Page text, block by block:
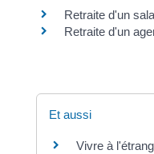
Retraite d'un
Retraite d'un
Et aussi
Vivre à